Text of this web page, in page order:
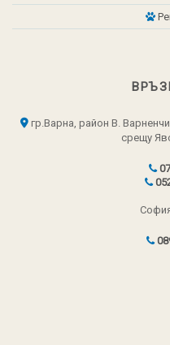
гр.Варна, район В.
срещу